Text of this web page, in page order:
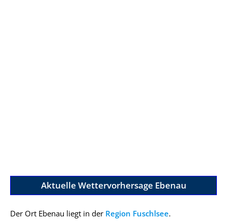
Aktuelle Wettervorhersage Ebenau
Der Ort Ebenau liegt in der Region Fuschlsee.